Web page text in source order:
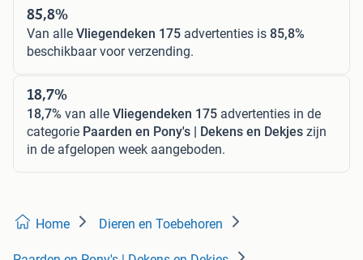
85,8%
Van alle Vliegendeken 175 advertenties is 85,8%
beschikbaar voor verzending.
18,7%
18,7% van alle Vliegendeken 175 advertenties in de
categorie Paarden en Pony's | Dekens en Dekjes zijn
in de afgelopen week aangeboden.
Home Dieren en Toebehoren